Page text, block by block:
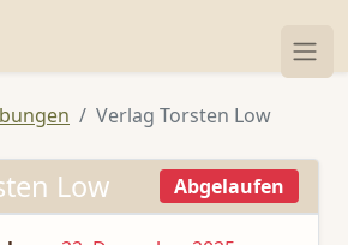
Verlag Torsten Low
Low Abgelaufen